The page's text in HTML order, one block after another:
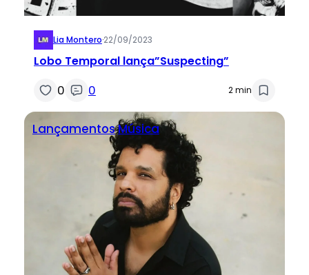
Lia Montero·22/09/2023
Lobo Temporal lança”Suspecting”
0 0 2 min
LançamentosMúsica